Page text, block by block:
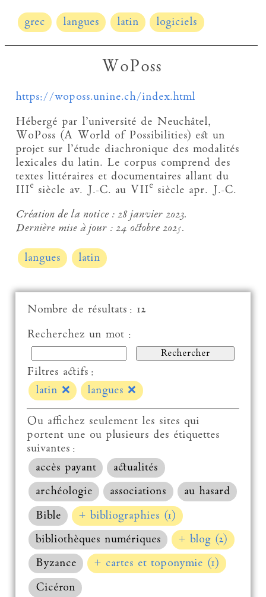
grec langues latin logiciels
WoPoss
https://woposs.unine.ch/index.html
Hébergé par l’université de Neuchâtel,
WoPoss (A World of Possibilities) est un
projet sur l’étude diachronique des modalités
lexicales du latin. Le corpus comprend des
textes littéraires et documentaires allant du
IIIe siècle av. J.-C. au VIIe siècle apr. J.-C.
Création de la notice :28 janvier 2023.
Dernière mise à jour :24 octobre 2025.
langues latin
Nombre de résultats : 12
Recherchez un mot :
Filtres actifs :
latin ❌ langues❌
Ou affichez seulement les sites qui
portent une ou plusieurs des étiquettes
suivantes :
accès payant
actualités
archéologie
associations
au hasard
Bible
+ bibliographies (1)
bibliothèques numériques
+ blog (2)
Byzance
+ cartes et toponymie (1)
Cicéron